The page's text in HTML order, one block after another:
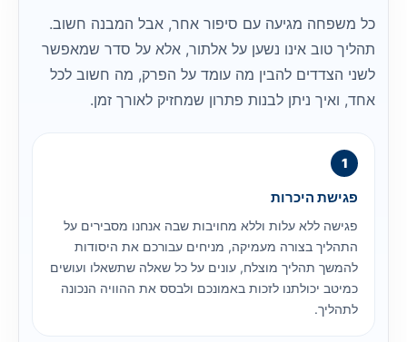
כל משפחה מגיעה עם סיפור אחר, אבל המבנה חשוב.
תהליך טוב אינו נשען על אלתור, אלא על סדר שמאפשר
לשני הצדדים להבין מה עומד על הפרק, מה חשוב לכל
אחד, ואיך ניתן לבנות פתרון שמחזיק לאורך זמן.
פגישת היכרות
פגישה ללא עלות וללא מחויבות שבה אנחנו מסבירים על
התהליך בצורה מעמיקה, מניחים עבורכם את היסודות
להמשך תהליך מוצלח, עונים על כל שאלה שתשאלו ועושים
כמיטב יכולתנו לזכות באמונכם ולבסס את ההוויה הנכונה
לתהליך.